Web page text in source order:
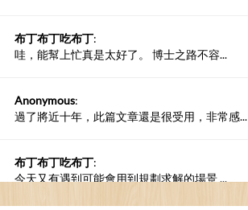
布丁布丁吃布丁:
哇，能幫上忙真是太好了。 博士之路不容...
Anonymous:
過了將近十年，此篇文章還是很受用，非常感...
布丁布丁吃布丁:
今天又有遇到可能會用到規劃求解的場景 ...